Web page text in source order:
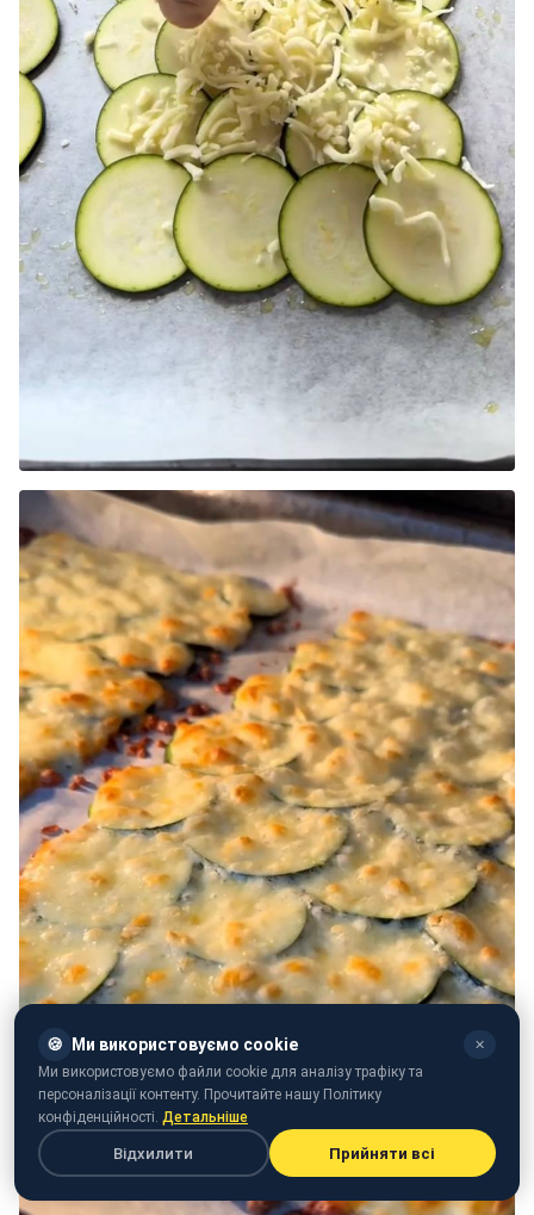
🍪 Ми використовуємо cookie ✕
Ми використовуємо файли cookie для аналізу трафіку та
персоналізації контенту. Прочитайте нашу Політику
конфіденційності. Детальніше
Відхилити Прийняти всі